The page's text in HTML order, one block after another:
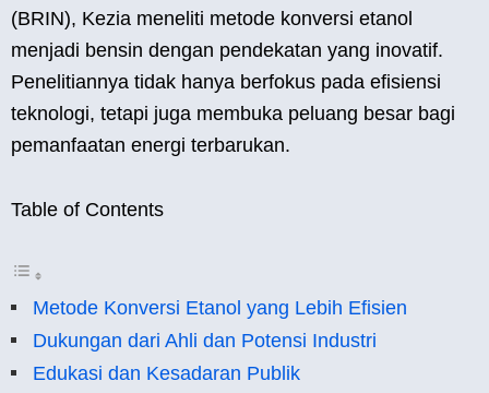
(BRIN), Kezia meneliti metode konversi etanol
menjadi bensin dengan pendekatan yang inovatif.
Penelitiannya tidak hanya berfokus pada efisiensi
teknologi, tetapi juga membuka peluang besar bagi
pemanfaatan energi terbarukan.
Table of Contents
Metode Konversi Etanol yang Lebih Efisien
Dukungan dari Ahli dan Potensi Industri
Edukasi dan Kesadaran Publik